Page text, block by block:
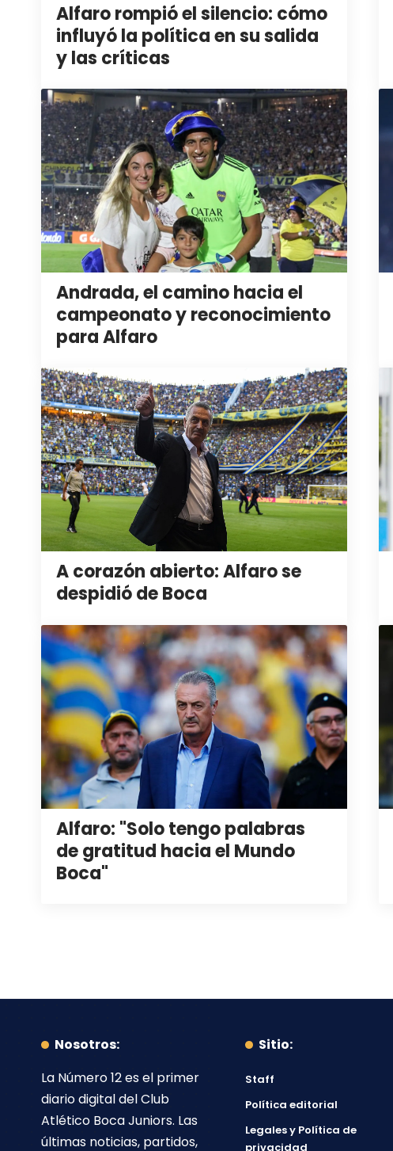
Alfaro rompió el silencio: cómo
influyó la política en su salida
y las críticas
Andrada, el camino hacia el
campeonato y reconocimiento
para Alfaro
A corazón abierto: Alfaro se
despidió de Boca
Alfaro: "Solo tengo palabras
de gratitud hacia el Mundo
Boca"
Nosotros:
La Número 12es el primer
diario digital delClub
Atlético Boca Juniors. Las
últimas noticias, partidos,
Sitio:
Staff
Política editorial
Legales y Política de
privacidad